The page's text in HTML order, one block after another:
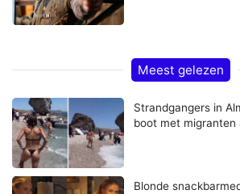
Meest gelezen
Strandgangers in
boot met migranten
Blonde